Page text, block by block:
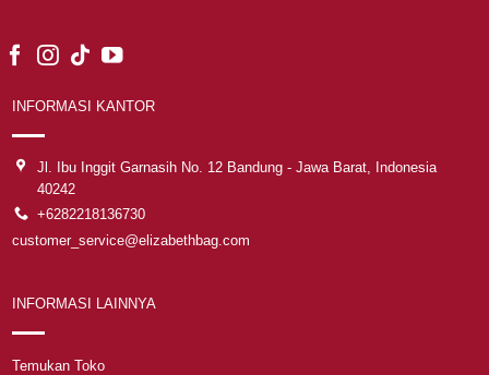
INFORMASI KANTOR
Jl. Ibu Inggit Garnasih No. 12 Bandung - Jawa Barat, Indonesia
40242
+6282218136730
customer_service@elizabethbag.com
INFORMASI LAINNYA
Temukan Toko